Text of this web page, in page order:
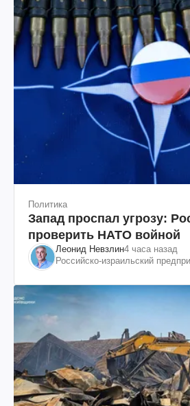
Политика
Запад проспал угрозу:
проверить НАТО войной
Леонид Невзлин4 часа назад
Российско-израильский
"ЮКОСа"